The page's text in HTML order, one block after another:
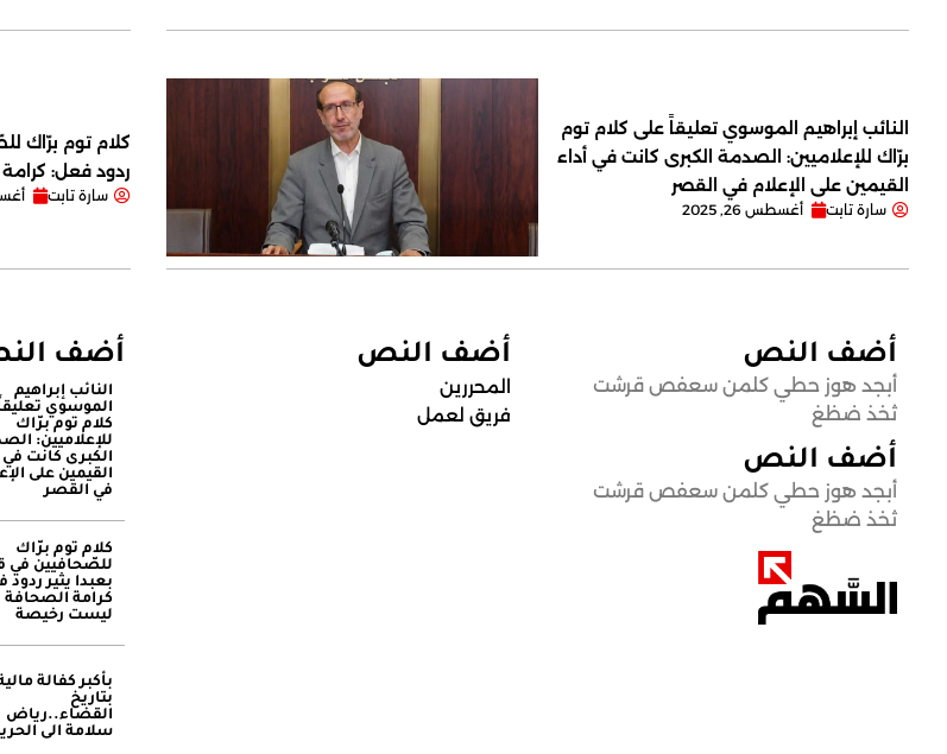
النائب إبراهيم الموسوي تعليقاً على كلام توم
برّاك للإعلاميين: الصدمة الكبرى كانت في أداء
القيمين على ‏الإعلام في القصر
سارة تابت أغسطس 26, 2025
كلام توم برّاك
ردود فعل:
سارة تابت
أضف النص
أبجد هوز حطي كلمن سعفص قرشت
ثخذ ضظغ
أضف النص
أبجد هوز حطي كلمن سعفص قرشت
ثخذ ضظغ
أضف النص
المحررين
فريق لعمل
أضف
النائب إبراهيم
الموسوي
كلام توم برّاك
للإعلاميين:
الكبرى كانت في
القيمين على
في القصر
كلام توم برّاك
للصّحافيين في
بعبدا يثير
كرامة الصحافة
ليست رخيصة
بأكبر كفالة
بتاريخ
القضاء..رياض
سلامة الى